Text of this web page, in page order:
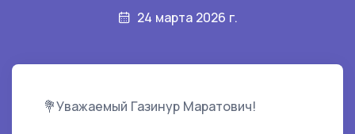
24 марта 2026 г.
💐Уважаемый Газинур Маратович!